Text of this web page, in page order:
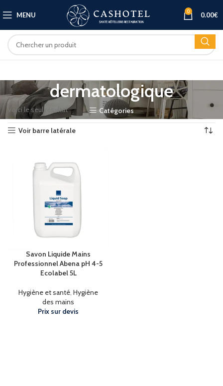
MENU 0 0.00€
dermatologique
Catégories
Voici le seul résultat
Voir barre latérale
Savon Liquide Mains
Professionnel Abena pH 4-5
Ecolabel 5L
Hygiène et santé, Hygiène
des mains
Prix sur devis